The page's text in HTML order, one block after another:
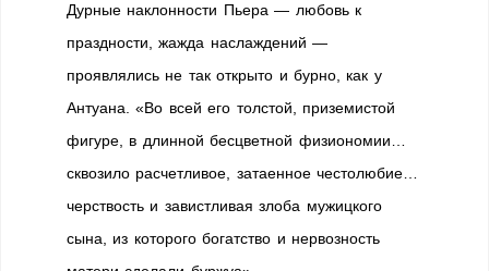
Дурные наклонности Пьера — любовь к
праздности, жажда наслаждений —
проявлялись не так открыто и бурно, как у
Антуана. «Во всей его толстой, приземистой
фигуре, в длинной бесцветной физиономии…
сквозило расчетливое, затаенное честолюбие…
черствость и завистливая злоба мужицкого
сына, из которого богатство и нервозность